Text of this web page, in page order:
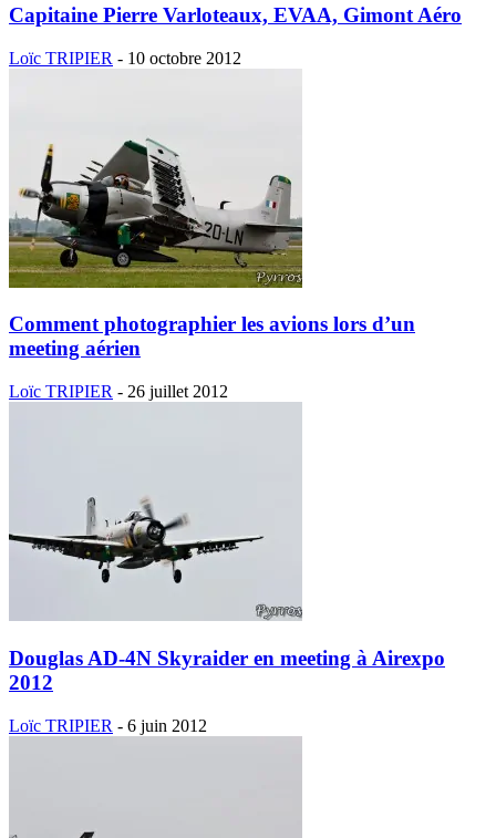
Capitaine Pierre Varloteaux, EVAA, Gimont Aéro
Loïc TRIPIER - 10 octobre 2012
Comment photographier les avions lors d’un
meeting aérien
Loïc TRIPIER - 26 juillet 2012
Douglas AD-4N Skyraider en meeting à Airexpo
2012
Loïc TRIPIER - 6 juin 2012